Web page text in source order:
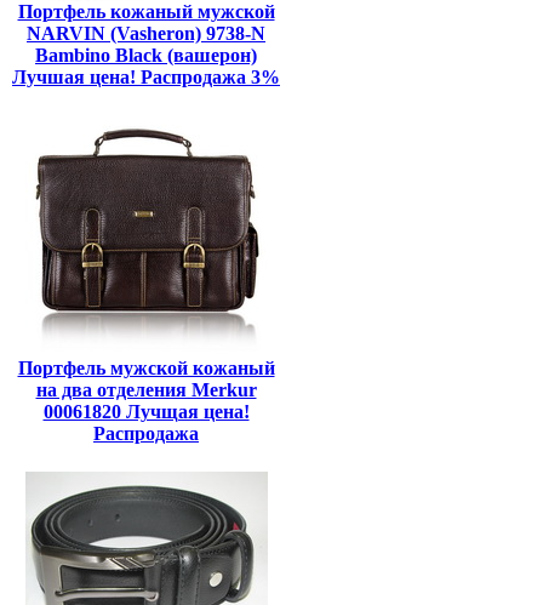
Портфель кожаный мужской
NARVIN (Vasheron) 9738-N
Bambino Black (вашерон)
Лучшая цена! Распродажа 3%
Портфель мужской кожаный
на два отделения Merkur
00061820 Лучщая цена!
Распродажа